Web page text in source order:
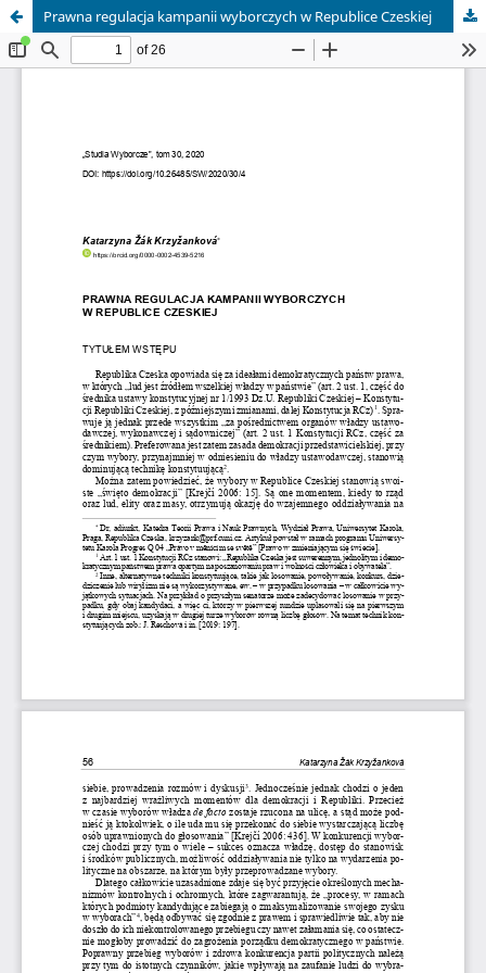
Prawna regulacja kampanii wyborczych w Republice Czeskiej